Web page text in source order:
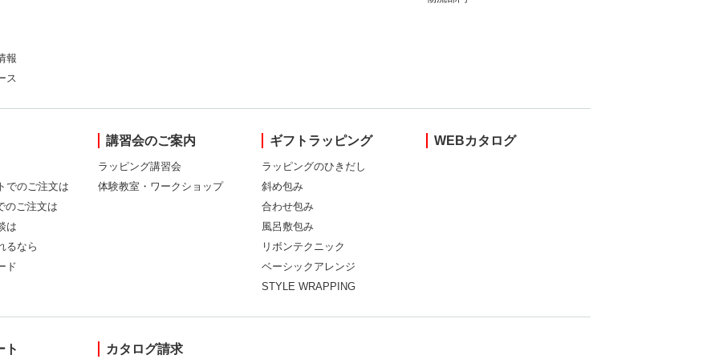
報
ス
でのご注文は
のご注文は
は
るなら
ド
講習会のご案内
ラッピング講習会
体験教室・ワークショップ
ギフトラッピング
ラッピングのひきだし
斜め包み
合わせ包み
風呂敷包み
リボンテクニック
ベーシックアレンジ
STYLE WRAPPING
WEBカタログ
ト カタログ請求